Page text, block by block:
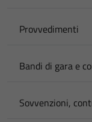
Provvedimenti
Bandi di gara e
Sovvenzioni,